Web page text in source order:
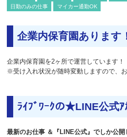
日勤のみの仕事
マイカー通勤OK
企業内保育園あります
企業内保育園を2ヶ所で運営しています！
※受け入れ状況が随時変動しますので、
ﾗｲﾌﾞﾜｰｸの★LINE公式
最新のお仕事 ＆『LINE公式』でしか公